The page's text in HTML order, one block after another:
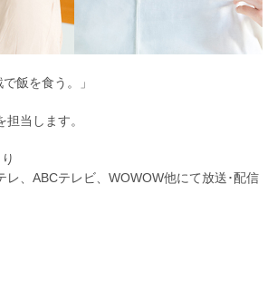
飯を食う。」
担当します。
レ、ABCテレビ、WOWOW他にて放送･配信